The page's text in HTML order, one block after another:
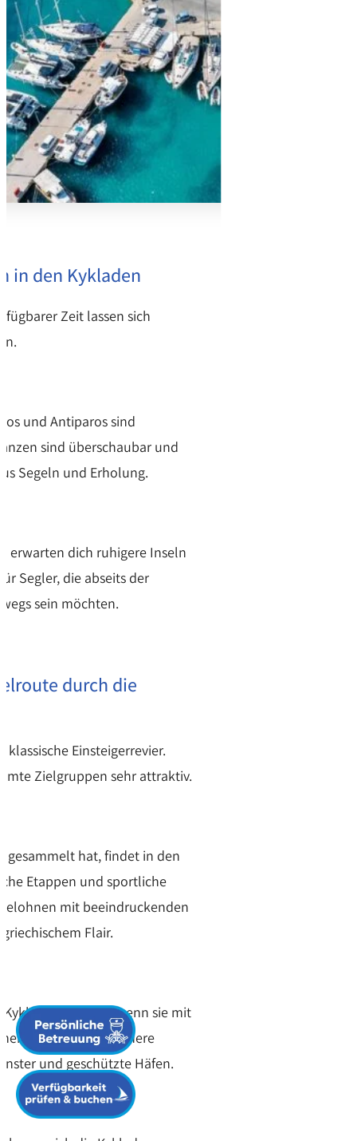
in den Kykladen
Zeit lassen sich
und Antiparos sind
sind überschaubar und
Segeln und Erholung.
erwarten dich ruhigere Inseln
Segler, die abseits der
sein möchten.
durch die
Einsteigerrevier.
Zielgruppen sehr attraktiv.
gesammelt hat, findet in den
Etappen und sportliche
mit beeindruckenden
Flair.
erleben, wenn sie mit
Skipper kennt sichere
und geschützte Häfen.